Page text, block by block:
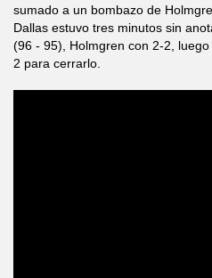
sumado a un bombazo de
Dallas estuvo tres minutos sin
(96 - 95), Holmgren con 2-2,
2 para cerrarlo.